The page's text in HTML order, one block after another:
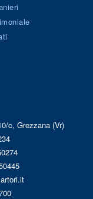
c, Grezzana (Vr)